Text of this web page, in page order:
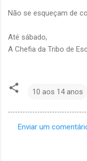
Não se esqueçam de
Até sábado,
A Chefia da Tribo de
10 aos 14 anos
Enviar um